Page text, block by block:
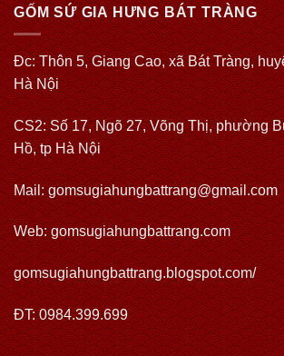
GỐM SỨ GIA HƯNG BÁT TRÀNG
Đc: Thôn 5, Giang Cao, xã Bát Tràng,
Hà Nội
CS2: Số 17, Ngõ 27, Võng Thị, phường
Hồ, tp Hà Nội
Mail: gomsugiahungbattrang@gmail.com
Web:gomsugiahungbattrang.com
gomsugiahungbattrang.blogspot.com/
ĐT: 0984.399.699